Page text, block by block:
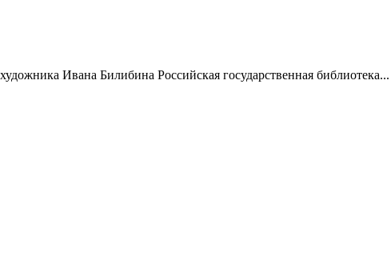
Ивана Билибина Российская государственная библиотека...